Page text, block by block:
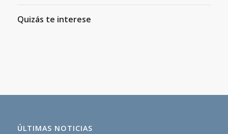
Quizás te interese
ÚLTIMAS NOTICIAS